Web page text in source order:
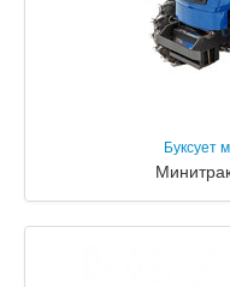
Буксует